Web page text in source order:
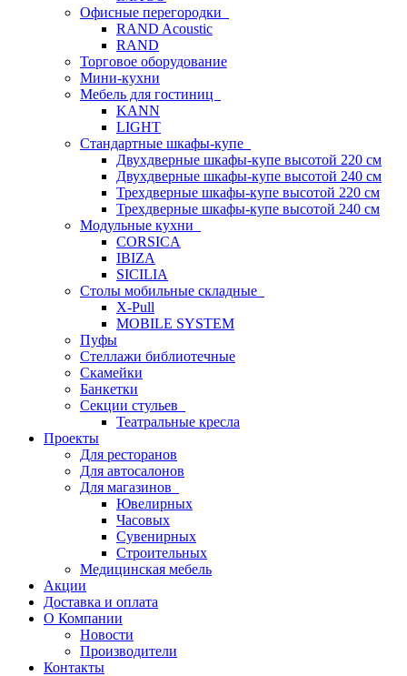
Офисные перегородки
RAND Acoustic
RAND
Торговое оборудование
Мини-кухни
Мебель для гостиниц
KANN
LIGHT
Стандартные шкафы-купе
Двухдверные шкафы-купе высотой 220 см
Двухдверные шкафы-купе высотой 240 см
Трехдверные шкафы-купе высотой 220 см
Трехдверные шкафы-купе высотой 240 см
Модульные кухни
CORSICA
IBIZA
SICILIA
Столы мобильные складные
X-Pull
MOBILE SYSTEM
Пуфы
Стеллажи библиотечные
Скамейки
Банкетки
Секции стульев
Театральные кресла
Проекты
Для ресторанов
Для автосалонов
Для магазинов
Ювелирных
Часовых
Сувенирных
Строительных
Медицинская мебель
Акции
Доставка и оплата
О Компании
Новости
Производители
Контакты